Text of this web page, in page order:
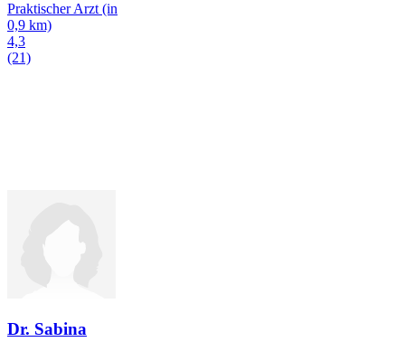
Praktischer Arzt (in
0,9 km)
4,3
(21)
Dr. Sabina